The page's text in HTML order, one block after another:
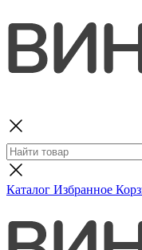
Каталог Избранное